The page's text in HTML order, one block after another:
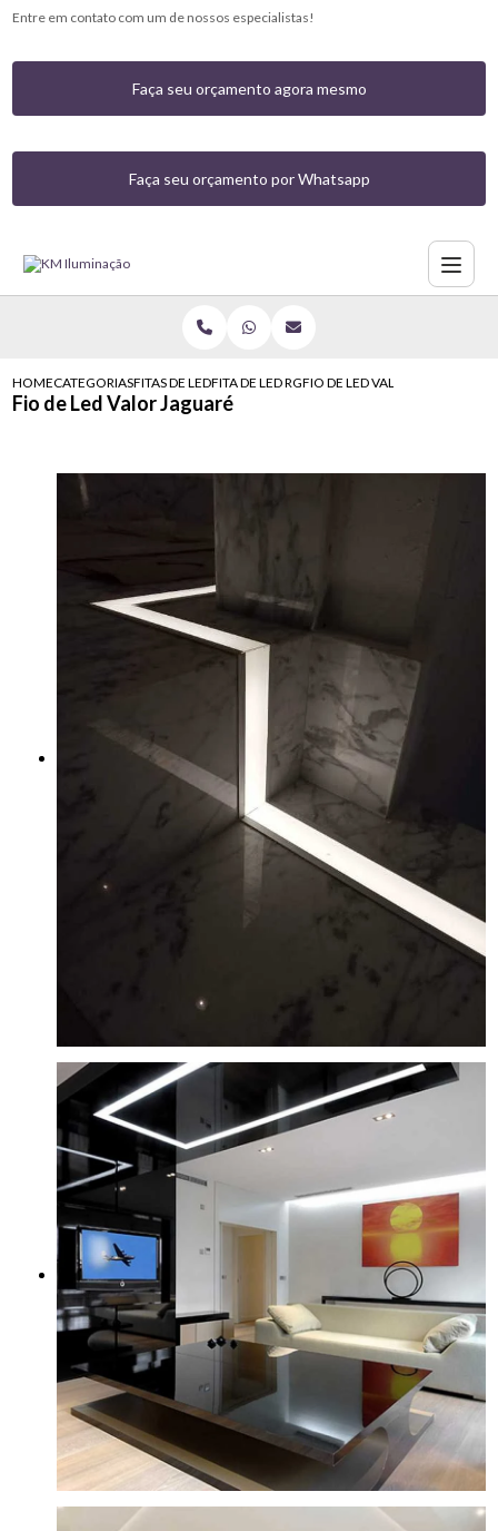
Entre em contato com um de nossos especialistas!
Faça seu orçamento agora mesmo
Faça seu orçamento por Whatsapp
HOMECATEGORIASFITAS DE LEDFITA DE LED RGB COM CONTROLE
FIO DE LED VALOR JAGUARE
Fio de Led Valor Jaguaré